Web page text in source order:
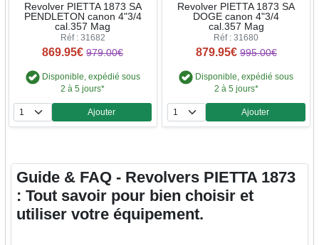
Revolver PIETTA 1873 SA
PENDLETON canon 4"3/4
cal.357 Mag
Réf : 31682
869.95€ 979.00€
Disponible, expédié sous
2 à 5 jours*
Quantité
Ajouter
Revolver PIETTA 1873 SA
DOGE canon 4"3/4
cal.357 Mag
Réf : 31680
879.95€ 995.00€
Disponible, expédié sous
2 à 5 jours*
Quantité
Ajouter
Guide & FAQ - Revolvers PIETTA 1873
: Tout savoir pour bien choisir et
utiliser votre équipement.